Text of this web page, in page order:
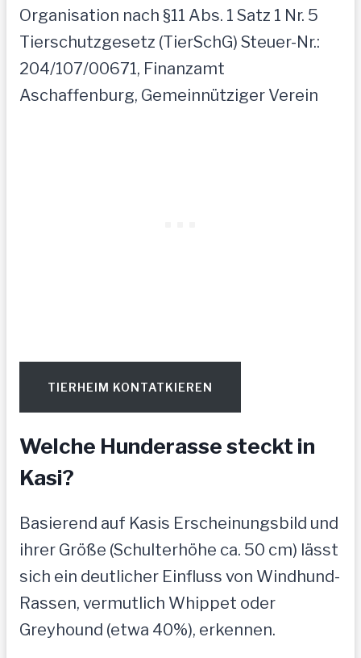
Organisation nach §11 Abs. 1 Satz 1 Nr. 5
Tierschutzgesetz (TierSchG) Steuer-Nr.:
204/107/00671, Finanzamt
Aschaffenburg, Gemeinnütziger Verein
TIERHEIM KONTATKIEREN
Welche Hunderasse steckt in
Kasi?
Basierend auf Kasis Erscheinungsbild und
ihrer Größe (Schulterhöhe ca. 50 cm) lässt
sich ein deutlicher Einfluss von Windhund-
Rassen, vermutlich Whippet oder
Greyhound (etwa 40%), erkennen.